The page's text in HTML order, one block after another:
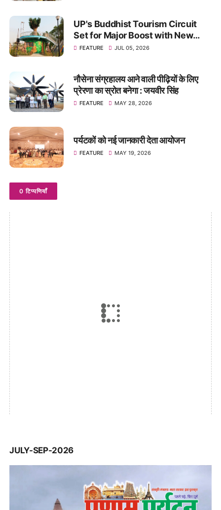
UP's Buddhist Tourism Circuit
Set for Major Boost with New
Theme Park in Kushinagar
FEATURE JUL 05, 2026
नौसेना संग्रहालय आने वाली पीढ़ियों के लिए
प्रेरणा का स्रोत बनेगा : जयवीर सिंह
FEATURE MAY 28, 2026
पर्यटकों को नई जानकारी देता आयोजन
FEATURE MAY 19, 2026
0 टिप्पणियाँ
JULY-SEP-2026